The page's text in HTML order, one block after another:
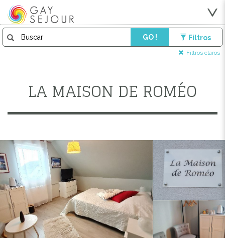
GO ! Filtros
Filtros claros
LA MAISON DE ROMÉO